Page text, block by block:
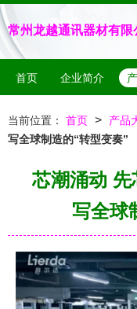
常州龙越通讯器材有限
首页 企业简介
当前位置： 首页 > 产品
写全球制造的“转型变奏”
芯潮涌动 先
写全球